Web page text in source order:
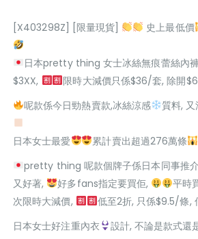
[X403298Z] [限量現貨] 史上最低價
日本pretty thing 女士冰絲無痕蕾絲內
$3XX,
限時大減價只係$36/套, 除開
呢款係今日勁熱賣款,冰絲涼感
質料,
日本女士最愛
累計賣出超過276萬條
pretty thing 呢款個牌子係日本同事推
又好著,
好多fans指定要買佢,
平時
次限時大減價,
低至2折, 只係$9.5/條,
日本女士好注重內衣
設計, 不論是款式還